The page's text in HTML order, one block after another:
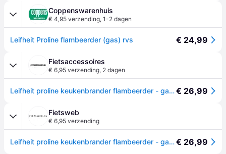
Coppenswarenhuis
€ 4,95 verzending, 1-2 dagen
Leifheit Proline flambeerder (gas) rvs € 24,99
Fietsaccessoires
€ 6,95 verzending, 2 dagen
Leifheit proline keukenbrander flambeerder - gas - rvs€ 26,99
Fietsweb
€ 6,95 verzending
Leifheit proline keukenbrander flambeerder - gas - rvs€ 26,99